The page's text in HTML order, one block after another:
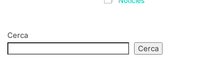
Cerca
Cerca